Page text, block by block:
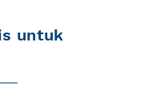
untuk